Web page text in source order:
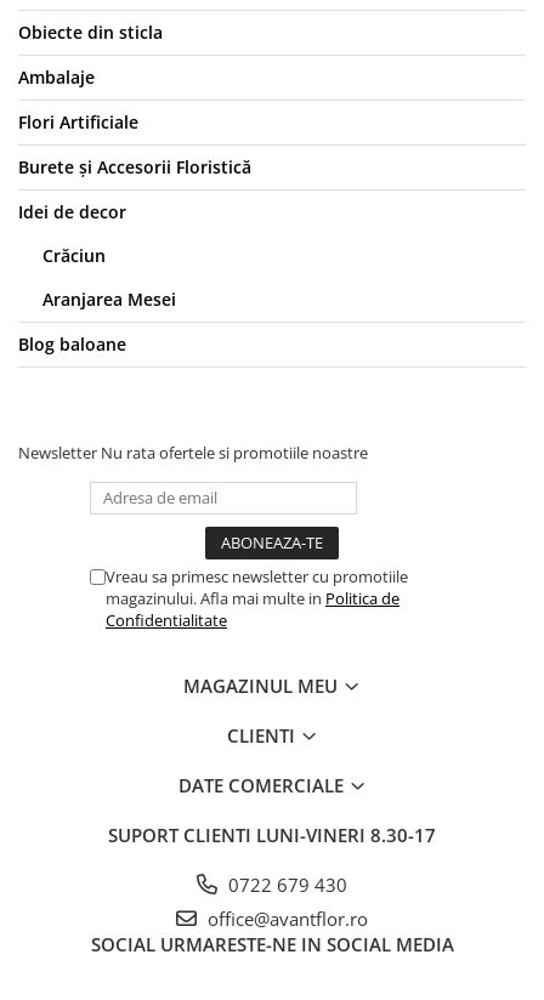
Obiecte din sticla
Ambalaje
Flori Artificiale
Burete și Accesorii Floristică
Idei de decor
Crăciun
Aranjarea Mesei
Blog baloane
Newsletter Nu rata ofertele si promotiile noastre
Vreau sa primesc newsletter cu promotiile
magazinului. Afla mai multe in Politica de
Confidentialitate
MAGAZINUL MEU
CLIENTI
DATE COMERCIALE
SUPORT CLIENTI LUNI-VINERI 8.30-17
0722 679 430
office@avantflor.ro
SOCIAL URMARESTE-NE IN SOCIAL MEDIA